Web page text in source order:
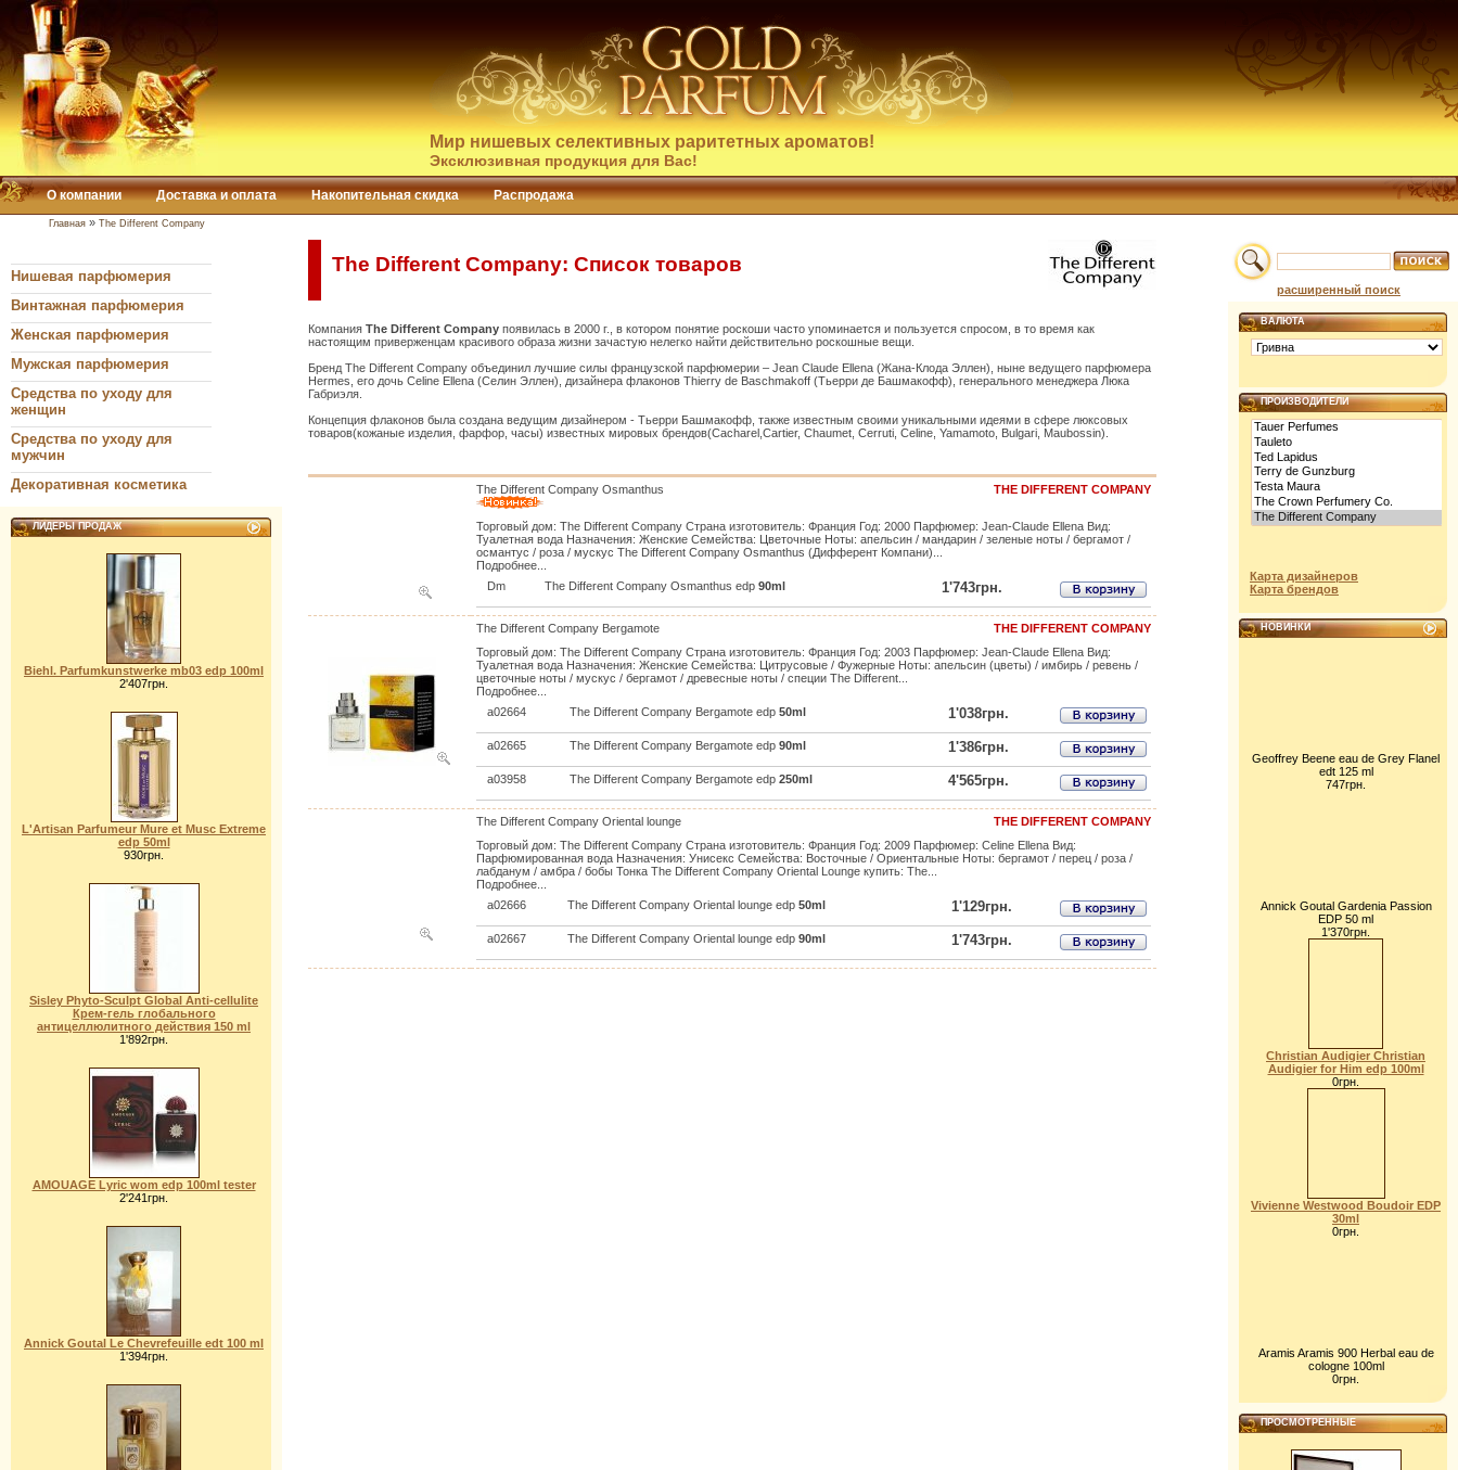
Мир нишевых селективных раритетных ароматов!
Эксклюзивная продукция для Вас!
О компании Доставка и оплата Накопительная скидка Распродажа
Главная » The Different Company
Нишевая парфюмерия
Винтажная парфюмерия
Женская парфюмерия
Мужская парфюмерия
Средства по уходу для
женщин
Средства по уходу для
мужчин
Декоративная косметика
ЛИДЕРЫ ПРОДАЖ
Biehl. Parfumkunstwerke mb03 edp 100ml
2'407грн.
L'Artisan Parfumeur Mure et Musc Extreme
edp 50ml
930грн.
Sisley Phyto-Sculpt Global Аnti-cellulite
Крем-гель глобального
антицеллюлитного действия 150 ml
1'892грн.
AMOUAGE Lyric wom edp 100ml tester
2'241грн.
Annick Goutal Le Chevrefeuille edt 100 ml
1'394грн.
The Different Company: Список товаров
Компания The Different Company появилась в 2000 г., в котором понятие роскоши часто упоминается и пользуется спросом, в то время как
настоящим приверженцам красивого образа жизни зачастую нелегко найти действительно роскошные вещи.
Бренд The Different Company объединил лучшие силы французской парфюмерии – Jean Claude Ellena (Жана-Клода Эллен), ныне ведущего парфюмера
Hermes, его дочь Celine Ellena (Селин Эллен), дизайнера флаконов Thierry de Baschmakoff (Тьерри де Башмакофф), генерального менеджера Люка
Габриэля.
Концепция флаконов была создана ведущим дизайнером - Тьерри Башмакофф, также известным своими уникальными идеями в сфере люксовых
товаров(кожаные изделия, фарфор, часы) известных мировых брендов(Cacharel,Cartier, Chaumet, Cerruti, Celine, Yamamoto, Bulgari, Maubossin).
The Different Company Osmanthus THE DIFFERENT COMPANY
Торговый дом: The Different Company Страна изготовитель: Франция Год: 2000 Парфюмер: Jean-Claude Ellena Вид:
Туалетная вода Назначения: Женские Семейства: Цветочные Ноты: апельсин / мандарин / зеленые ноты / бергамот /
османтус / роза / мускус The Different Company Osmanthus (Дифферент Компани)...
Подробнее...
Dm
The Different Company Osmanthus edp 90ml 1'743грн.
The Different Company Bergamote
THE DIFFERENT COMPANY
Торговый дом: The Different Company Страна изготовитель: Франция Год: 2003 Парфюмер: Jean-Claude Ellena Вид:
Туалетная вода Назначения: Женские Семейства: Цитрусовые / Фужерные Ноты: апельсин (цветы) / имбирь / ревень /
цветочные ноты / мускус / бергамот / древесные ноты / специи The Different...
Подробнее...
a02664
The Different Company Bergamote edp 50ml 1'038грн.
a02665 The Different Company Bergamote edp 90ml 1'386грн.
a03958 The Different Company Bergamote edp 250ml 4'565грн.
The Different Company Oriental lounge
THE DIFFERENT COMPANY
Торговый дом: The Different Company Страна изготовитель: Франция Год: 2009 Парфюмер: Celine Ellena Вид:
Парфюмированная вода Назначения: Унисекс Семейства: Восточные / Ориентальные Ноты: бергамот / перец / роза /
лабданум / амбра / бобы Тонка The Different Company Oriental Lounge купить: The...
Подробнее...
a02666
The Different Company Oriental lounge edp 50ml 1'129грн.
a02667 The Different Company Oriental lounge edp 90ml 1'743грн.
расширенный поиск
ВАЛЮТА
ПРОИЗВОДИТЕЛИ
Карта дизайнеров
Карта брендов
НОВИНКИ
Geoffrey Beene eau de Grey Flanel
edt 125 ml
747грн.
Annick Goutal Gardenia Passion
EDP 50 ml
1'370грн.
Christian Audigier Christian
Audigier for Him edp 100ml
0грн.
Vivienne Westwood Boudoir EDP
30ml
0грн.
Aramis Aramis 900 Herbal eau de
cologne 100ml
0грн.
ПРОСМОТРЕННЫЕ